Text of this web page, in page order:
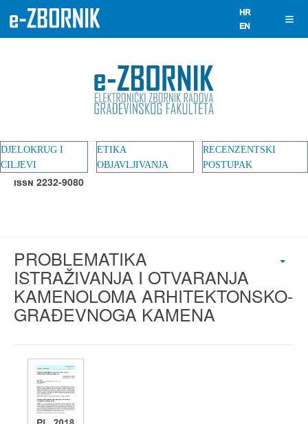
DJELOKRUG I
CILJEVI
ETIKA
OBJAVLJIVANJA
RECENZENTSKI
POSTUPAK
ISSN 2232-9080
PROBLEMATIKA
ISTRAŽIVANJA I OTVARANJA
KAMENOLOMA ARHITEKTONSKO-
GRAĐEVNOGA KAMENA